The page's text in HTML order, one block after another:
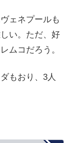
ェネプールも
い。ただ、好
ムコだろう。
もおり、3人